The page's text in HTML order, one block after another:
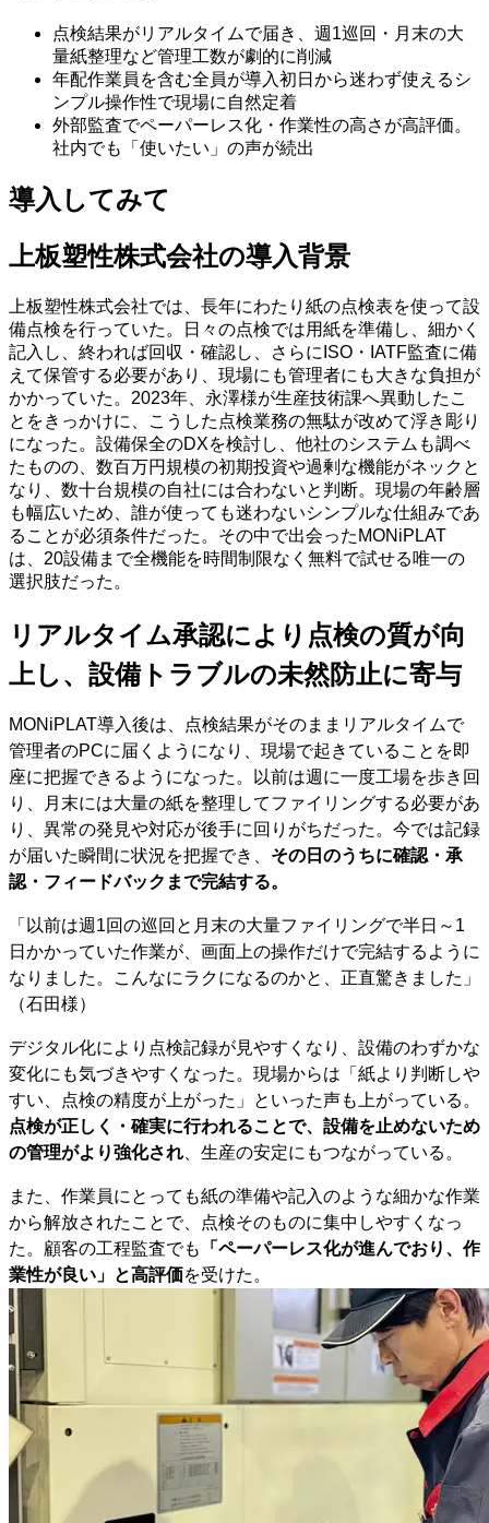
点検結果がリアルタイムで届き、週1巡回・月末の大
量紙整理など管理工数が劇的に削減
年配作業員を含む全員が導入初日から迷わず使えるシ
ンプル操作性で現場に自然定着
外部監査でペーパーレス化・作業性の高さが高評価。
社内でも「使いたい」の声が続出
導入してみて
上板塑性株式会社の導入背景
上板塑性株式会社では、長年にわたり紙の点検表を使って設
備点検を行っていた。日々の点検では用紙を準備し、細かく
記入し、終われば回収・確認し、さらにISO・IATF監査に備
えて保管する必要があり、現場にも管理者にも大きな負担が
かかっていた。2023年、永澤様が生産技術課へ異動したこ
とをきっかけに、こうした点検業務の無駄が改めて浮き彫り
になった。設備保全のDXを検討し、他社のシステムも調べ
たものの、数百万円規模の初期投資や過剰な機能がネックと
なり、数十台規模の自社には合わないと判断。現場の年齢層
も幅広いため、誰が使っても迷わないシンプルな仕組みであ
ることが必須条件だった。その中で出会ったMONiPLAT
は、20設備まで全機能を時間制限なく無料で試せる唯一の
選択肢だった。
リアルタイム承認により点検の質が向
上し、設備トラブルの未然防止に寄与
MONiPLAT導入後は、点検結果がそのままリアルタイムで
管理者のPCに届くようになり、現場で起きていることを即
座に把握できるようになった。以前は週に一度工場を歩き回
り、月末には大量の紙を整理してファイリングする必要があ
り、異常の発見や対応が後手に回りがちだった。今では記録
が届いた瞬間に状況を把握でき、 その日のうちに確認・承
認・フィードバックまで完結する。
「以前は週1回の巡回と月末の大量ファイリングで半日～1
日かかっていた作業が、画面上の操作だけで完結するように
なりました。こんなにラクになるのかと、正直驚きました」
（石田様）
デジタル化により点検記録が見やすくなり、設備のわずかな
変化にも気づきやすくなった。現場からは「紙より判断しや
すい、点検の精度が上がった」といった声も上がっている。
点検が正しく・確実に行われることで、設備を止めないため
の管理がより強化され 、生産の安定にもつながっている。
また、作業員にとっても紙の準備や記入のような細かな作業
から解放されたことで、点検そのものに集中しやすくなっ
た。顧客の工程監査でも
「ペーパーレス化が進んでおり、作
業性が良い」と高評価を受けた。